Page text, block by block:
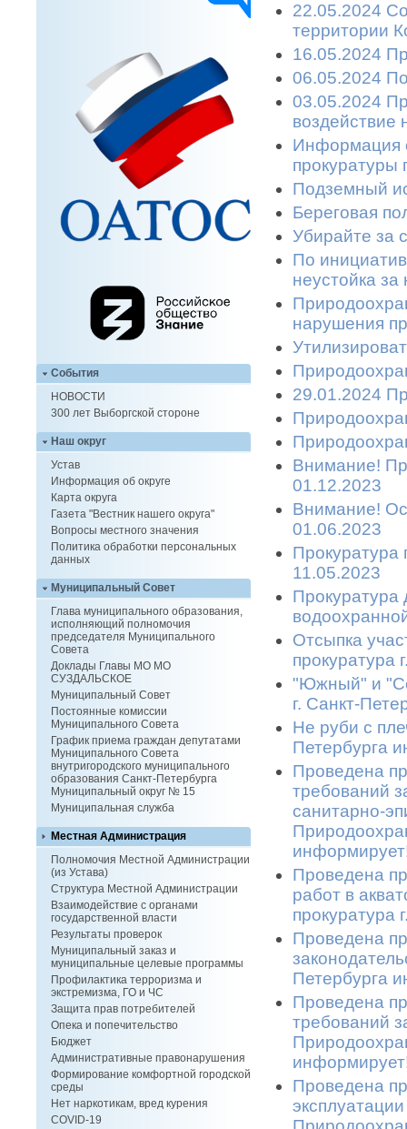
События
НОВОСТИ
300 лет Выборгской стороне
Наш округ
Устав
Информация об округе
Карта округа
Газета "Вестник нашего округа"
Вопросы местного значения
Политика обработки персональных
данных
Муниципальный Совет
Глава муниципального образования,
исполняющий полномочия
председателя Муниципального
Совета
Доклады Главы МО МО
СУЗДАЛЬСКОЕ
Муниципальный Совет
Постоянные комиссии
Муниципального Совета
График приема граждан депутатами
Муниципального Совета
внутригородского муниципального
образования Санкт-Петербурга
Муниципальный округ № 15
Муниципальная служба
Местная Администрация
Полномочия Местной Администрации
(из Устава)
Структура Местной Администрации
Взаимодействие с органами
государственной власти
Результаты проверок
Муниципальный заказ и
муниципальные целевые программы
Профилактика терроризма и
экстремизма, ГО и ЧС
Защита прав потребителей
Опека и попечительство
Бюджет
Административные правонарушения
Формирование комфортной городской
среды
Нет наркотикам, вред курения
COVID-19
22.05.2024
территории
16.05.2024
06.05.2024
03.05.2024
воздействие
Информация
прокуратуры
Подземный
Береговая
Убирайте за
По
неустойка
нарушения
29.01.2024
Внимание!
01.12.2023
Внимание!
01.06.2023
Прокуратура
11.05.2023
Прокуратура
Отсыпка
прокуратура
"Южный" и
г. Санкт-
Не руби с
Петербурга
Проведена
требований
санитарно-
Проведена
работ в
прокуратура
Проведена
Петербурга
Проведена
требований
Проведена